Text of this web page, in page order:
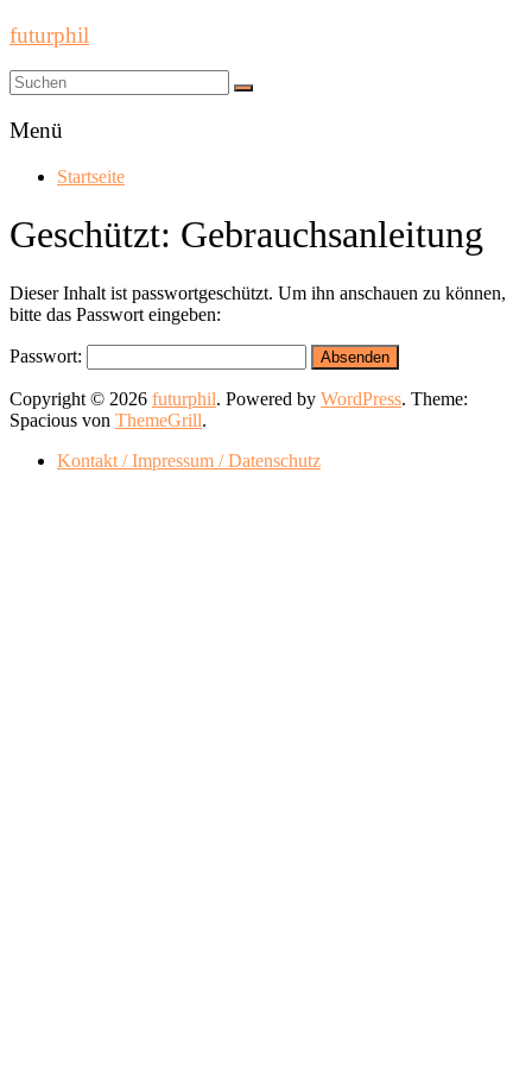
futurphil
Menü
Startseite
Geschützt: Gebrauchsanleitung
Dieser Inhalt ist passwortgeschützt. Um ihn anschauen zu können,
bitte das Passwort eingeben:
Passwort:
Copyright © 2026 futurphil. Powered by WordPress. Theme:
Spacious von ThemeGrill.
Kontakt / Impressum / Datenschutz